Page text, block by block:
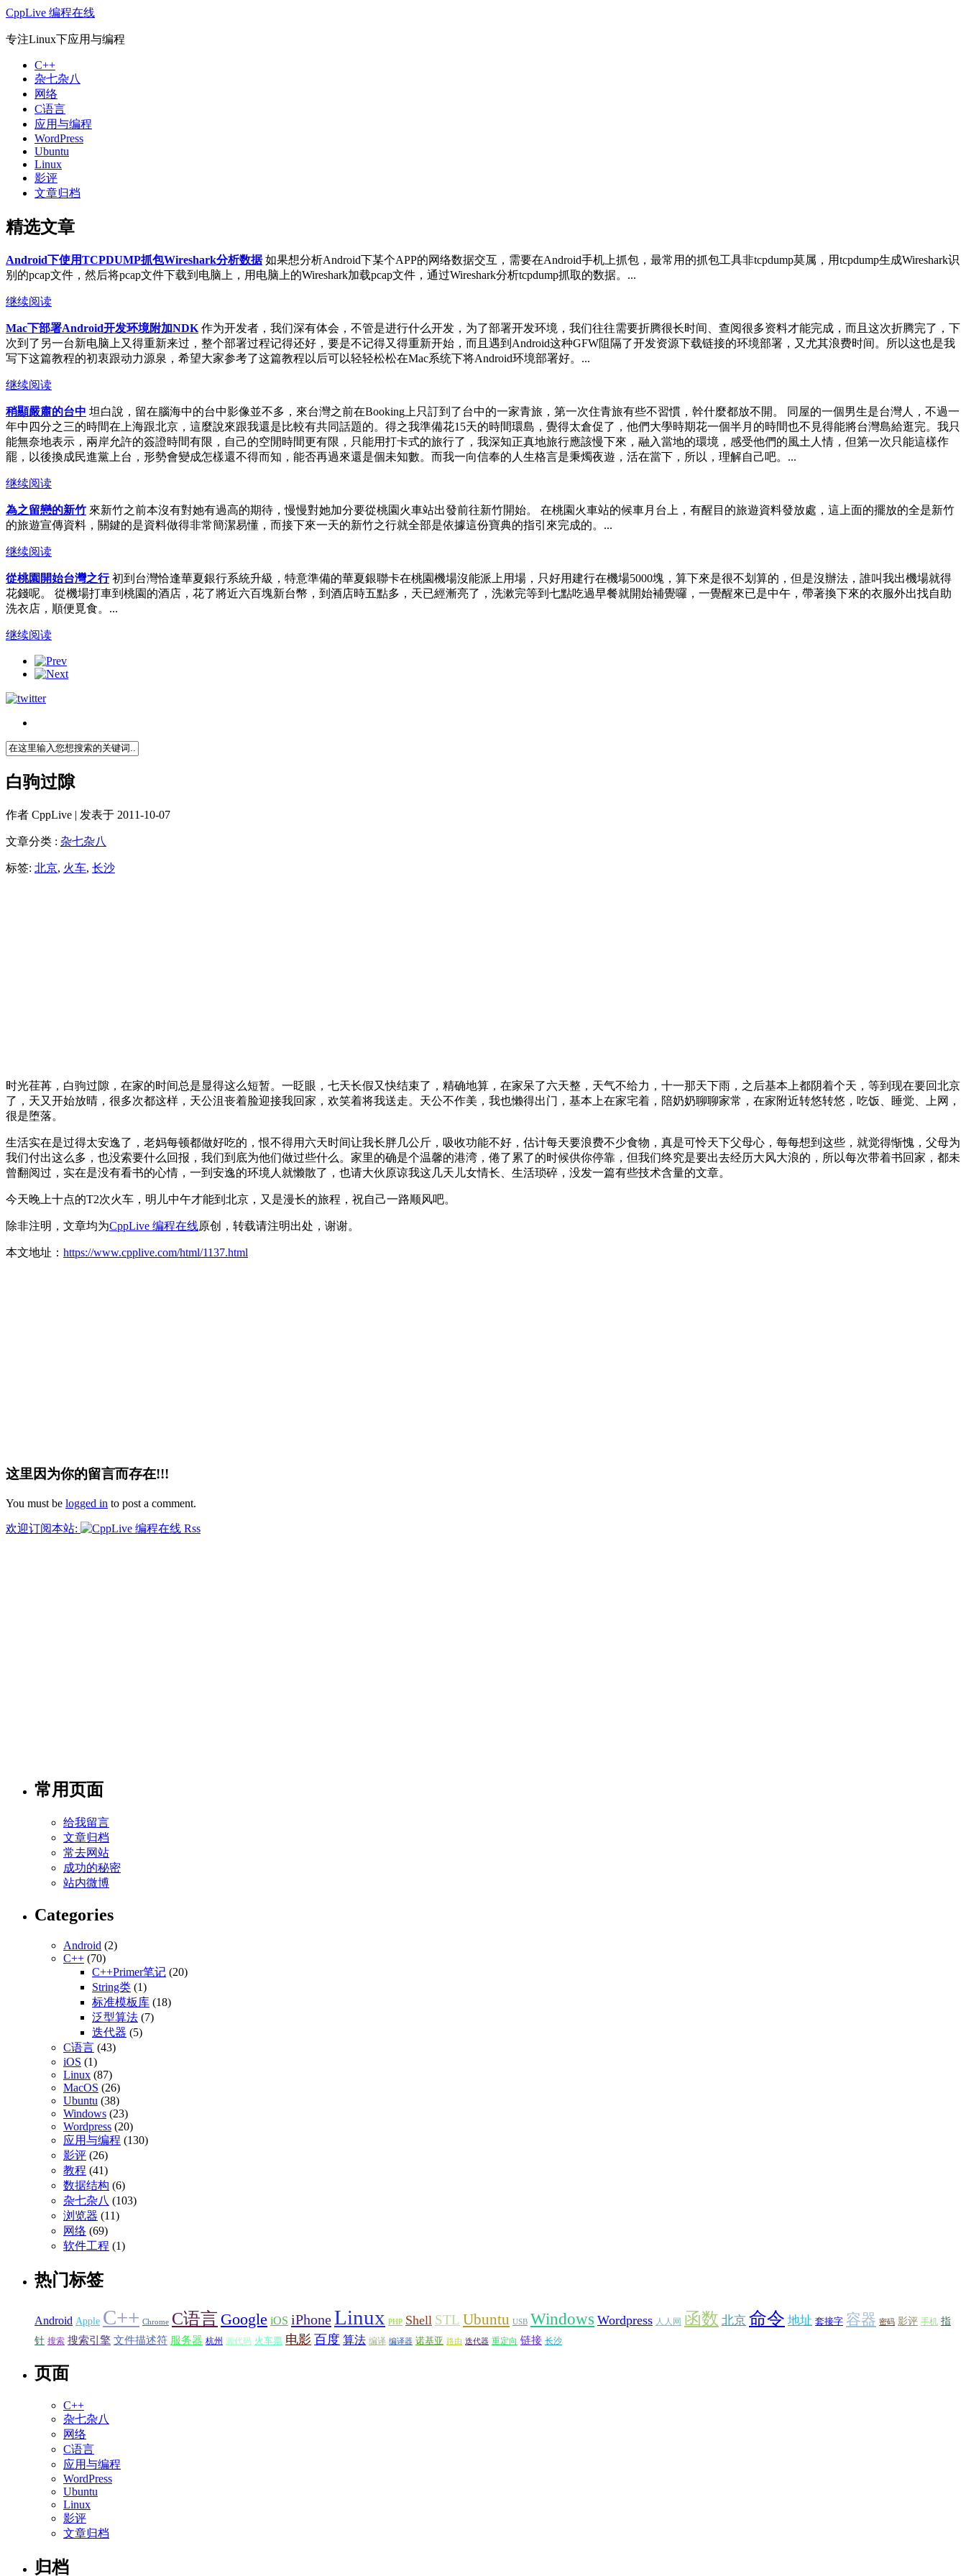
CppLive 编程在线
专注Linux下应用与编程
C++
杂七杂八
网络
C语言
应用与编程
WordPress
Ubuntu
Linux
影评
文章归档
精选文章
Android下使用TCPDUMP抓包Wireshark分析数据如果想分析Android下某个APP的网络数据交互，需要在Android手机上抓包，最常用的抓包工具非tcpdump莫属，用tcpdump生成Wireshark识
别的pcap文件，然后将pcap文件下载到电脑上，用电脑上的Wireshark加载pcap文件，通过Wireshark分析tcpdump抓取的数据。...
继续阅读
Mac下部署Android开发环境附加NDK 作为开发者，我们深有体会，不管是进行什么开发，为了部署开发环境，我们往往需要折腾很长时间、查阅很多资料才能完成，而且这次折腾完了，下
次到了另一台新电脑上又得重新来过，整个部署过程记得还好，要是不记得又得重新开始，而且遇到Android这种GFW阻隔了开发资源下载链接的环境部署，又尤其浪费时间。所以这也是我
写下这篇教程的初衷跟动力源泉，希望大家参考了这篇教程以后可以轻轻松松在Mac系统下将Android环境部署好。...
继续阅读
稍顯嚴肅的台中 坦白說，留在腦海中的台中影像並不多，來台灣之前在Booking上只訂到了台中的一家青旅，第一次住青旅有些不習慣，幹什麼都放不開。 同屋的一個男生是台灣人，不過一
年中四分之三的時間在上海跟北京，這麼說來跟我還是比較有共同話題的。得之我準備花15天的時間環島，覺得太倉促了，他們大學時期花一個半月的時間也不見得能將台灣島給逛完。我只
能無奈地表示，兩岸允許的簽證時間有限，自己的空閒時間更有限，只能用打卡式的旅行了，我深知正真地旅行應該慢下來，融入當地的環境，感受他們的風土人情，但第一次只能這樣作
罷，以後換成民進黨上台，形勢會變成怎樣還不得而知，能否再過來還是個未知數。而我一向信奉的人生格言是秉燭夜遊，活在當下，所以，理解自己吧。...
继续阅读
為之留戀的新竹 來新竹之前本沒有對她有過高的期待，慢慢對她加分要從桃園火車站出發前往新竹開始。 在桃園火車站的候車月台上，有醒目的旅遊資料發放處，這上面的擺放的全是新竹
的旅遊宣傳資料，關鍵的是資料做得非常簡潔易懂，而接下來一天的新竹之行就全部是依據這份寶典的指引來完成的。...
继续阅读
從桃園開始台灣之行初到台灣恰逢華夏銀行系統升級，特意準備的華夏銀聯卡在桃園機場沒能派上用場，只好用建行在機場5000塊，算下來是很不划算的，但是沒辦法，誰叫我出機場就得
花錢呢。 從機場打車到桃園的酒店，花了將近六百塊新台幣，到酒店時五點多，天已經漸亮了，洗漱完等到七點吃過早餐就開始補覺囉，一覺醒來已是中午，帶著換下來的衣服外出找自助
洗衣店，順便覓食。...
继续阅读
白驹过隙
作者 CppLive | 发表于 2011-10-07
文章分类 : 杂七杂八
标签: 北京, 火车, 长沙
时光荏苒，白驹过隙，在家的时间总是显得这么短暂。一眨眼，七天长假又快结束了，精确地算，在家呆了六天整，天气不给力，十一那天下雨，之后基本上都阴着个天，等到现在要回北京
了，天又开始放晴，很多次都这样，天公沮丧着脸迎接我回家，欢笑着将我送走。天公不作美，我也懒得出门，基本上在家宅着，陪奶奶聊聊家常，在家附近转悠转悠，吃饭、睡觉、上网，
很是堕落。
生活实在是过得太安逸了，老妈每顿都做好吃的，恨不得用六天时间让我长胖几公斤，吸收功能不好，估计每天要浪费不少食物，真是可怜天下父母心，每每想到这些，就觉得惭愧，父母为
我们付出这么多，也没索要什么回报，我们到底为他们做过些什么。家里的确是个温馨的港湾，倦了累了的时候供你停靠，但我们终究是要出去经历大风大浪的，所以每次带着书回家，都未
曾翻阅过，实在是没有看书的心情，一到安逸的环境人就懒散了，也请大伙原谅我这几天儿女情长、生活琐碎，没发一篇有些技术含量的文章。
今天晚上十点的T2次火车，明儿中午才能到北京，又是漫长的旅程，祝自己一路顺风吧。
除非注明，文章均为CppLive 编程在线原创，转载请注明出处，谢谢。
本文地址： https://www.cpplive.com/html/1137.html
这里因为你的留言而存在!!!
You must be logged in to post a comment.
欢迎订阅本站:
常用页面
给我留言
文章归档
常去网站
成功的秘密
站内微博
Categories
Android (2)
C++ (70)
C++Primer笔记 (20)
String类 (1)
标准模板库 (18)
泛型算法 (7)
迭代器 (5)
C语言 (43)
iOS (1)
Linux (87)
MacOS (26)
Ubuntu (38)
Windows (23)
Wordpress (20)
应用与编程 (130)
影评 (26)
教程 (41)
数据结构 (6)
杂七杂八 (103)
浏览器 (11)
网络 (69)
软件工程 (1)
热门标签
Android Apple C++ Chrome C语言 Google iOS iPhoneLinux PHP Shell STL Ubuntu USB Windows Wordpress 人人网 函数 北京 命令 地址 套接字 容器 密码 影评 手机 指
针 搜索 搜索引擎 文件描述符 服务器 杭州 源代码 火车票 电影 百度 算法 编译 编译器 诺基亚 路由 迭代器 重定向 链接 长沙
页面
C++
杂七杂八
网络
C语言
应用与编程
WordPress
Ubuntu
Linux
影评
文章归档
归档